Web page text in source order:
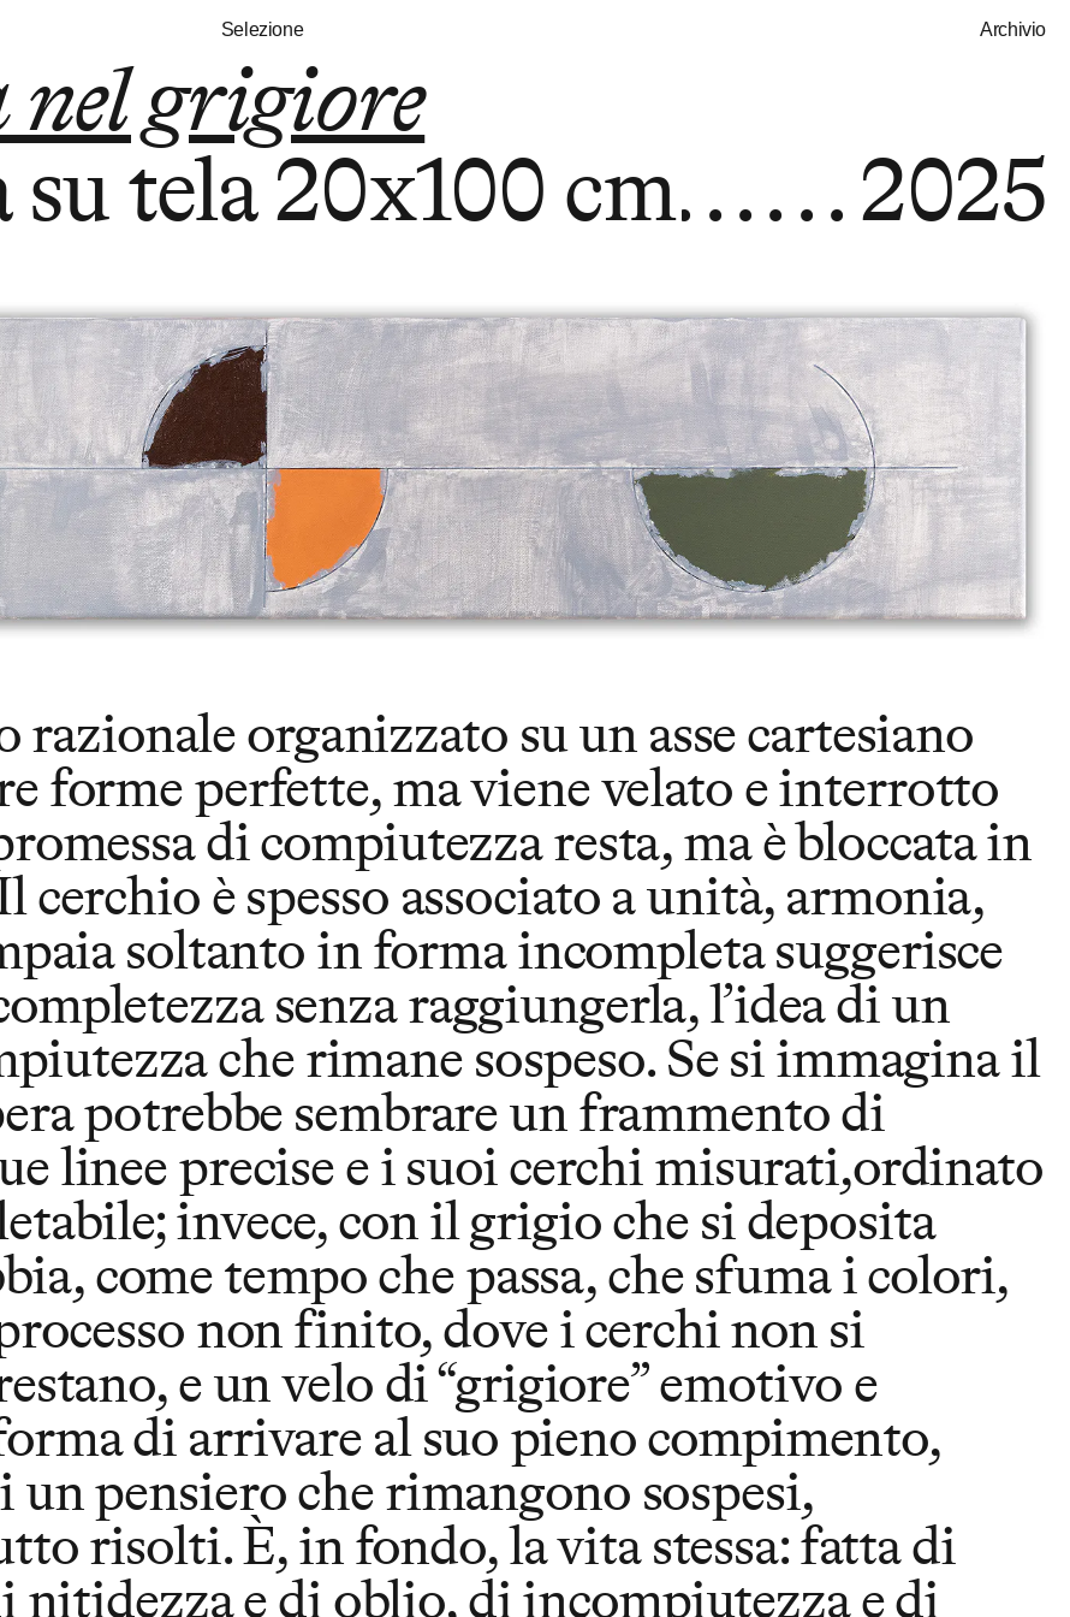
Selezione Archivio
grigiore
su tela20x100 cm 2025
razionale organizzato su un asse cartesiano
forme perfette, ma viene velato e interrotto
di compiutezza resta, ma è bloccata in
cerchio è spesso associato a unità, armonia,
soltanto in forma incompleta suggerisce
senza raggiungerla, l’idea di un
che rimane sospeso. Se si immagina il
potrebbe sembrare un frammento di
linee precise e i suoi cerchi misurati,ordinato
invece, con il grigio che si deposita
come tempo che passa, che sfuma i colori,
non finito, dove i cerchi non si
e un velo di “grigiore” emotivo e
di arrivare al suo pieno compimento,
pensiero che rimangono sospesi,
risolti. È, in fondo, la vita stessa: fatta di
e di oblio, di incompiutezza e di